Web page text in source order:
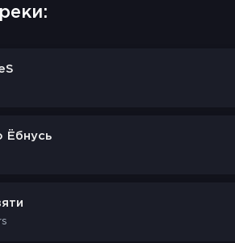
Ёбнусь